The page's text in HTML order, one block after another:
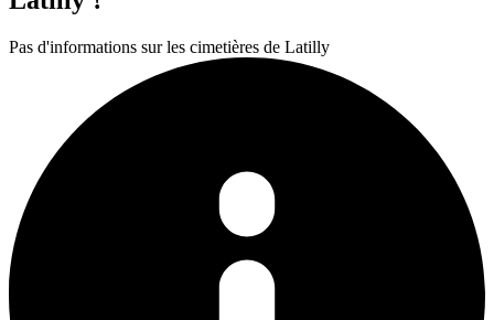
Pas d'informations sur les cimetières de Latilly